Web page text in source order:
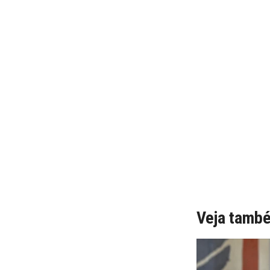
Veja